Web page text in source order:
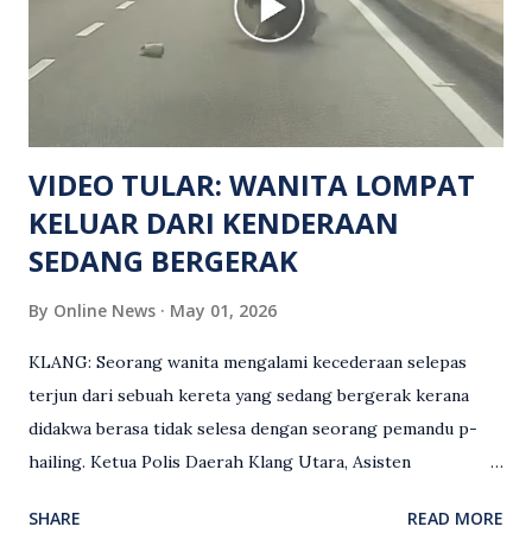
keluar dari lokasi oleh kenalannya. Polis kini sedang giat
mengesan dua suspek yang masih bebas bagi membantu
siasatan lanjut. Kes disiasat mengikut Seksyen 302 Kanun
Keseksaan kerana membunuh. Orang ramai yang mempunyai
maklumat diminta t...
VIDEO TULAR: WANITA LOMPAT
KELUAR DARI KENDERAAN
SEDANG BERGERAK
By Online News May 01, 2026
KLANG: Seorang wanita mengalami kecederaan selepas
terjun dari sebuah kereta yang sedang bergerak kerana
didakwa berasa tidak selesa dengan seorang pemandu p-
hailing. Ketua Polis Daerah Klang Utara, Asisten
(2 Mei), berkata pemandu berusia 47 tahun itu telah
SHARE READ MORE